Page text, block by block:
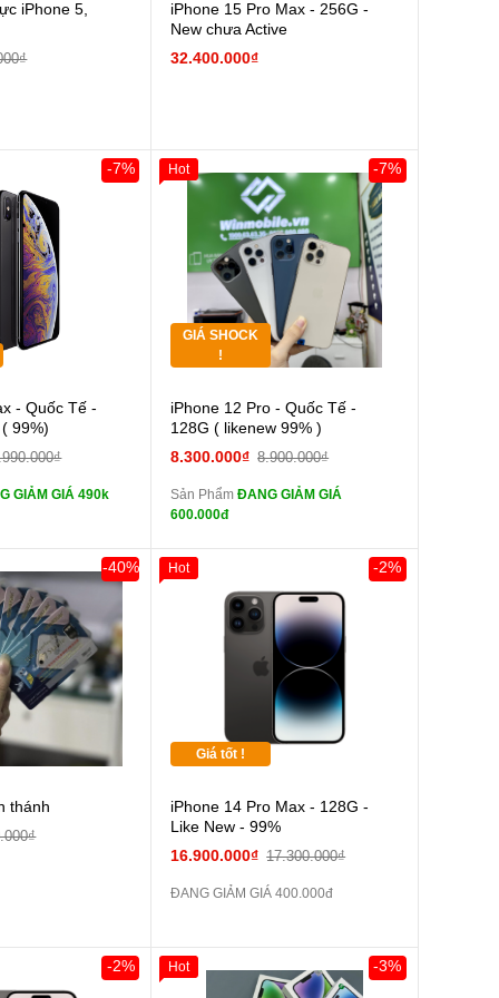
iPhone 5,
iPhone 15 Pro Max - 256G -
New chưa Active
32.400.000₫
Khách Hàng
Cường lực 10D full
tai nghe iPhone 6S
Pin dự phòng và
- Quốc Tế -
99%)
-7%
GIẢM GIÁ 490k
GIÁ SHOCK
!
Giảm 100.000đ
Khách Hàng
Thân Thiết
Tặng
Cường lực 10D full
màn
tai nghe iPhone 6S
Pin dự phòng và
các Phụ Kiện Khác
iPhone 12 Pro - Quốc Tế -
128G ( likenew 99% )
8.300.000₫ 8.900.000₫
-7%
Sản PhẩmĐANG GIẢM GIÁ
600.000đ
Hot
thánh
-40%
Giá tốt !
iPhone 14 Pro Max - 128G -
Like New - 99%
16.900.000₫ 17.300.000₫
-2%
ĐANG GIẢM GIÁ 400.000đ
Hot
-2%
Giảm 100.000đ
Khách Hàng
-3%
Hot